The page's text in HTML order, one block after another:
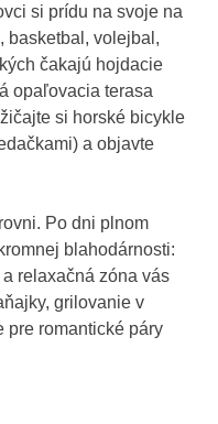
si prídu na svoje na
basketbal, volejbal,
čakajú hojdacie
opaľovacia terasa
si horské bicykle
a objavte
Po dni plnom
blahodárnosti:
relaxačná zóna vás
grilovanie v
pre romantické páry